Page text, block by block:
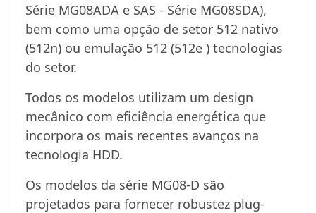
Série MG08ADA e SAS - Série MG08SDA),
bem como uma opção de setor 512 nativo
(512n) ou emulação 512 (512e ) tecnologias
do setor.
Todos os modelos utilizam um design
mecânico com eficiência energética que
incorpora os mais recentes avanços na
tecnologia HDD.
Os modelos da série MG08-D são
projetados para fornecer robustez plug-